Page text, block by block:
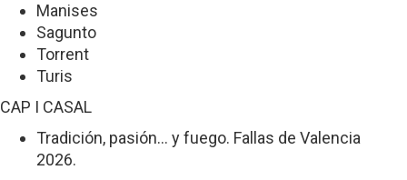
Manises
Sagunto
Torrent
Turis
CAP I CASAL
Tradición, pasión… y fuego. Fallas de Valencia
2026.